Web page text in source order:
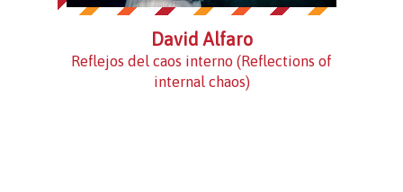
David Alfaro
Reflejos del caos interno (Reflections of
internal chaos)